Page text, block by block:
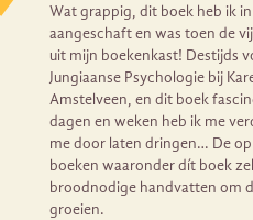
Wat grappig, dit boek heb ik
aangeschaft en was toen de
uit mijn boekenkast! Destijds
Jungiaanse Psychologie bij
Amstelveen, en dit boek
dagen en weken heb ik me
me door laten dringen… De
boeken waaronder dít boek
broodnodige handvatten om
groeien.